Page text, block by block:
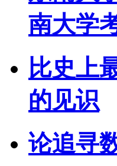
南大学
比史上
的见识
论追寻